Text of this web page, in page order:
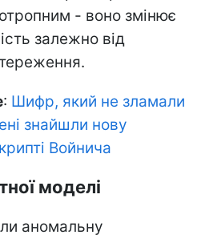
- воно змінює
залежно від
: Шифр, який не зламали
знайшли нову
Войнича
моделі
аномальну